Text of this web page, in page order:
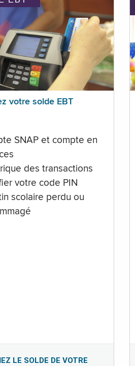
votre solde EBT
SNAP et compte en
des transactions
votre code PIN
scolaire perdu ou
LE SOLDE DE VOTRE